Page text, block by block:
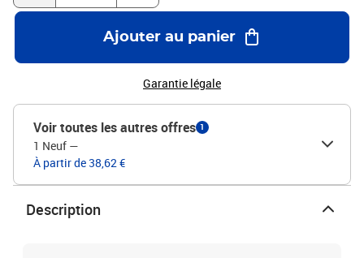
Ajouter au panier
Garantie légale
Voir toutes les autres offres 1
1 Neuf —
À partir de 38,62 €
Description